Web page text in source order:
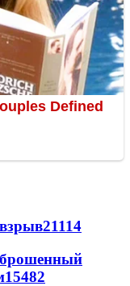
21114
15482